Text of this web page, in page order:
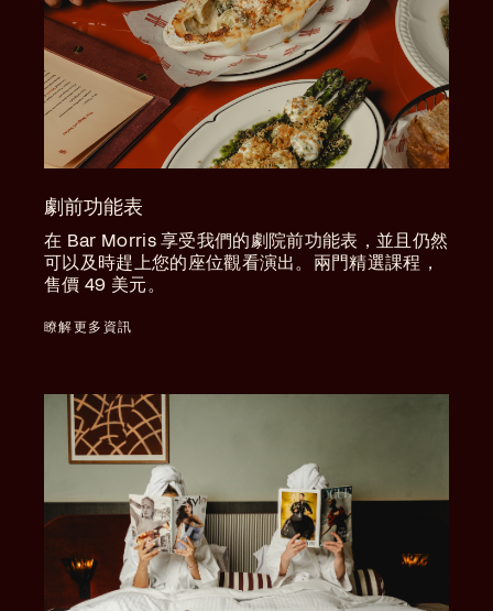
劇前功能表
在 Bar Morris 享受我們的劇院前功能表，並且仍然
可以及時趕上您的座位觀看演出。兩門精選課程，
售價 49 美元。
瞭解更多資訊